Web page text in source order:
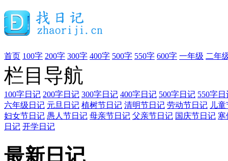
首页 100字 200字 300字 400字 500字 550字 600字 一年级 二年
栏目导航
100字日记 200字日记 300字日记 400字日记 500字日记 550字日
六年级日记 元旦日记 植树节日记 清明节日记 劳动节日记 儿
妇女节日记 愚人节日记 母亲节日记 父亲节日记 国庆节日记 寒
日记 开学日记
最新日记